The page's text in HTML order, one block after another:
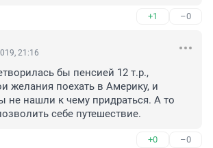
+1 –0
21:16
бы пенсией 12 т.р.,
желания поехать в Америку, и
не нашли к чему придраться. А то
себе путешествие.
+0 –0